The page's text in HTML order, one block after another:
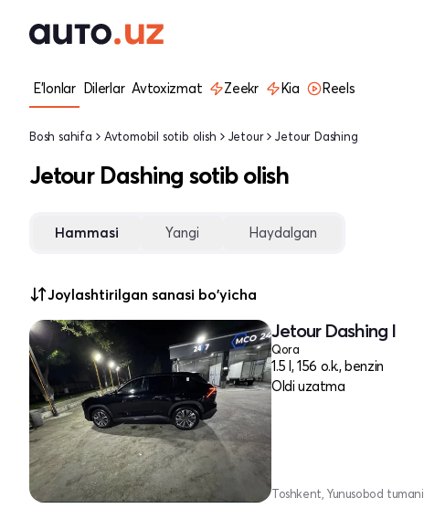
E'lonlar Dilerlar Avtoxizmat Zeekr Kia Reels
Bosh sahifa Avtomobil sotib olish Jetour Jetour Dashing
Jetour Dashing sotib olish
Hammasi Yangi Haydalgan
Joylashtirilgan sanasi bo'yicha
Jetour Dashing I
Qora
1.5 l, 156 o.k., benzin
Oldi uzatma
Toshkent, Yunusobod tumani